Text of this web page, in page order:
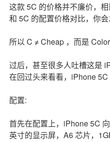
这款 5C 的价格并不廉价，
和 5C 的配置价格对比，你
所以 C ≠ Cheap ，而是 Color
过后，甚至很多人吐槽这是
在回过头来看看，iPhone 5C
配置:
首先在配置上，iPhone 5C
英寸的显示屏，A6 芯片，